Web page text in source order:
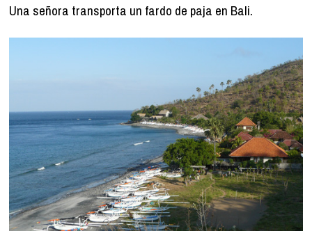
Una señora transporta un fardo de paja en Bali.